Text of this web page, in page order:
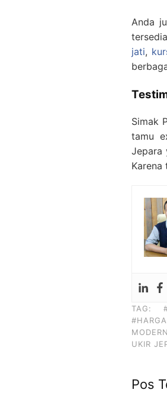
Anda
jati,
Simak
tamu
Jepara
Karena
TAG:
MODERN
UKIR
Pos